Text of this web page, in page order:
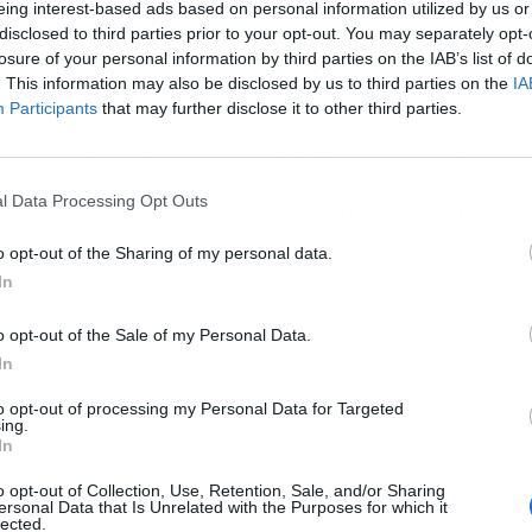
interest-based ads based on personal information utilized by us
to third parties prior to your opt-out. You may separately
of your personal information by third parties on the IAB’s list of
This information may also be disclosed by us to third parties on the
Participants that may further disclose it to other third parties.
Data Processing Opt Outs
opt-out of the Sharing of my personal data.
opt-out of the Sale of my Personal Data.
opt-out of processing my Personal Data for Targeted
opt-out of Collection, Use, Retention, Sale, and/or Sharing
Data that Is Unrelated with the Purposes for which it
ha recordado que,en el espacio en el que se
el cuartel de artillería para evitar en
de una formación, en referencia a VOX, que
acusado al PP "de echarse en manos de
es lo que ha llamado "la otra pandemia".